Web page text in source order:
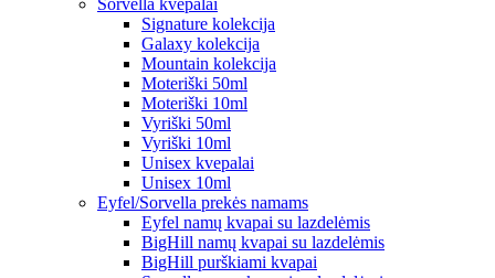
Sorvella kvepalai
Signature kolekcija
Galaxy kolekcija
Mountain kolekcija
Moteriški 50ml
Moteriški 10ml
Vyriški 50ml
Vyriški 10ml
Unisex kvepalai
Unisex 10ml
Eyfel/Sorvella prekės namams
Eyfel namų kvapai su lazdelėmis
BigHill namų kvapai su lazdelėmis
BigHill purškiami kvapai